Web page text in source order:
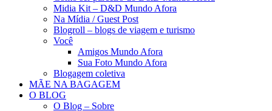
Midia Kit – D&D Mundo Afora
Na Mídia / Guest Post
Blogroll – blogs de viagem e turismo
Você
Amigos Mundo Afora
Sua Foto Mundo Afora
Blogagem coletiva
MÃE NA BAGAGEM
O BLOG
O Blog – Sobre